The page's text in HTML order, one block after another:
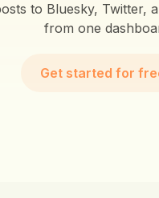
to Bluesky, Twitter,
from one
Get started for